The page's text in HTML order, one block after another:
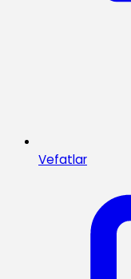
Vefatlar